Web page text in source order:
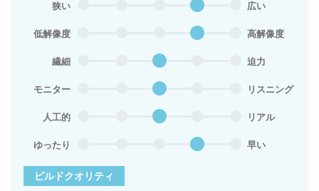
狭い 広い
低解像度 高解像度
繊細 迫力
モニター リスニング
人工的 リアル
ゆったり 早い
ビルドクオリティ